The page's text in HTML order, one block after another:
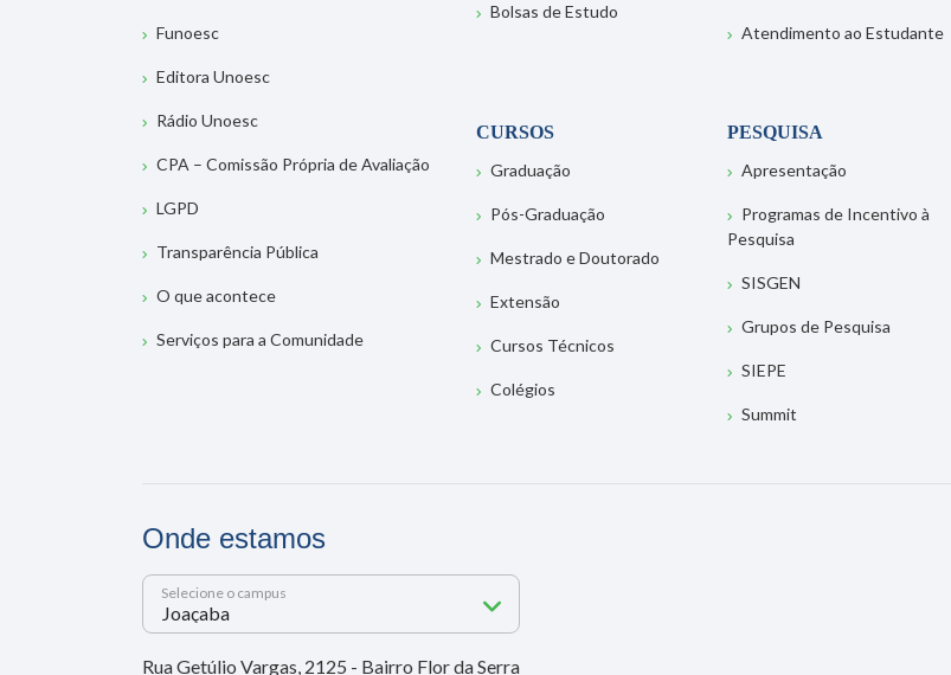
Funoesc
Editora Unoesc
Rádio Unoesc
CPA – Comissão Própria de Avaliação
LGPD
Transparência Pública
O que acontece
Serviços para a Comunidade
Bolsas de Estudo
Atendimento ao Estudante
CURSOS
Graduação
Pós-Graduação
Mestrado e Doutorado
Extensão
Cursos Técnicos
Colégios
PESQUISA
Apresentação
Programas de Incentivo à
Pesquisa
SISGEN
Grupos de Pesquisa
SIEPE
Summit
Onde estamos
Selecione o campus
Rua Getúlio Vargas, 2125 - Bairro Flor da Serra